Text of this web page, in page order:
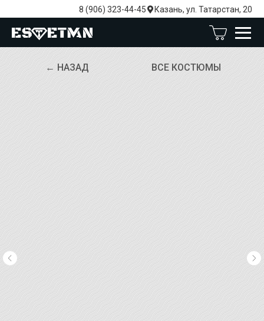
8 (906) 323-44-45 Казань, ул. Татарстан, 20
ВСЕ КОСТЮМЫ
← НАЗАД